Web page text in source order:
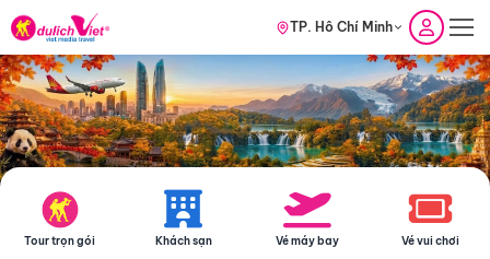
TP. Hồ Chí Minh
Tour trọn gói Khách sạn Vé máy bay Vé vui chơi